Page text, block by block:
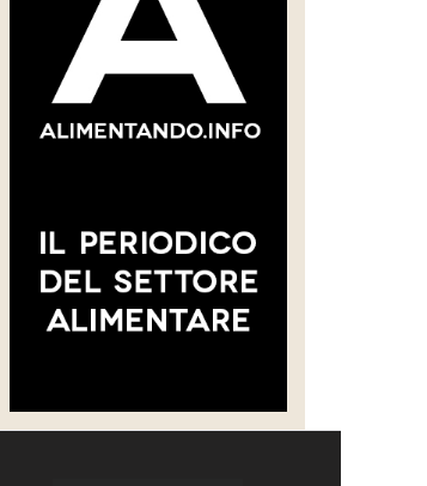
hospitality con due operazioni a
4 Agosto 2026 09:09
nell’outdoor di lusso con il
brand Backdrop
29 Luglio 2026 10:22